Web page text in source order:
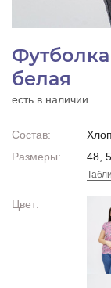
белая
есть в наличии
Состав:
Размеры:
48,
Цвет: